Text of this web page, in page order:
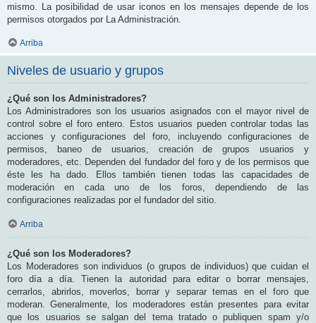
mismo. La posibilidad de usar iconos en los mensajes depende de los
permisos otorgados por La Administración.
Arriba
Niveles de usuario y grupos
¿Qué son los Administradores?
Los Administradores son los usuarios asignados con el mayor nivel de
control sobre el foro entero. Estos usuarios pueden controlar todas las
acciones y configuraciones del foro, incluyendo configuraciones de
permisos, baneo de usuarios, creación de grupos usuarios y
moderadores, etc. Dependen del fundador del foro y de los permisos que
éste les ha dado. Ellos también tienen todas las capacidades de
moderación en cada uno de los foros, dependiendo de las
configuraciones realizadas por el fundador del sitio.
Arriba
¿Qué son los Moderadores?
Los Moderadores son individuos (o grupos de individuos) que cuidan el
foro día a día. Tienen la autoridad para editar o borrar mensajes,
cerrarlos, abrirlos, moverlos, borrar y separar temas en el foro que
moderan. Generalmente, los moderadores están presentes para evitar
que los usuarios se salgan del tema tratado o publiquen spam y/o